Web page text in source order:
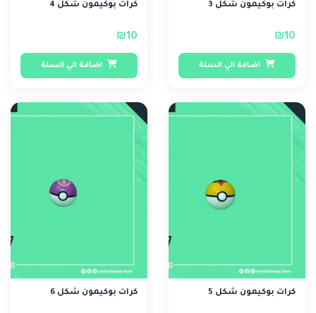
كرات بوكيمون شكل 3
₪10
اضافة الي السلة
كرات بوكيمون شكل 4
₪10
اضافة الي السلة
كرات بوكيمون شكل 5 كرات بوكيمون شكل 6